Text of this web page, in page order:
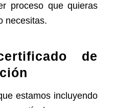
proceso que quieras
necesitas.
de
estamos incluyendo